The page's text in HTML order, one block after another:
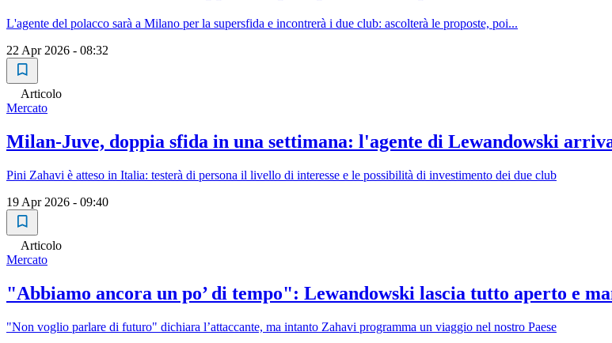
L'agente del polacco sarà a Milano per la supersfida e incontrerà i due club: ascolterà le proposte, poi...
22 Apr 2026 - 08:32
Articolo
Mercato
Milan-Juve, doppia sfida in una settimana: l'agente di Lewandowski
Pini Zahavi è atteso in Italia: testerà di persona il livello di interesse e le possibilità di investimento dei due club
19 Apr 2026 - 09:40
Articolo
Mercato
"Abbiamo ancora un po’ di tempo": Lewandowski lascia tutto aperto e
"Non voglio parlare di futuro" dichiara l’attaccante, ma intanto Zahavi programma un viaggio nel nostro Paese